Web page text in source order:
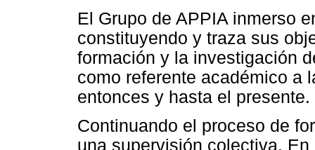
El Grupo de APPIA inmerso
constituyendo y traza sus
formación y la investigación
como referente académico a
entonces y hasta el presente.
Continuando el proceso de
una supervisión colectiva.